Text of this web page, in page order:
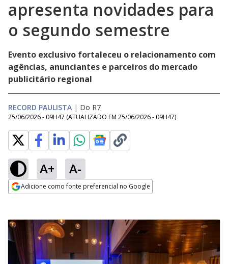
apresenta novidades para
o segundo semestre
Evento exclusivo fortaleceu o relacionamento com
agências, anunciantes e parceiros do mercado
publicitário regional
RECORD PAULISTA | Do R7
25/06/2026 - 09H47 (ATUALIZADO EM 25/06/2026 - 09H47)
A+ A-
Adicione como fonte preferencial no Google